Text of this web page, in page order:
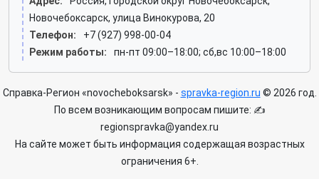
Новочебоксарск, улица Винокурова, 20
Телефон:
+7 (927) 998-00-04
Режим работы:
пн-пт 09:00–18:00; сб,вс 10:00–18:00
Справка-Регион «novocheboksarsk» - spravka-region.ru © 2026 год.
По всем возникающим вопросам пишите: ✍
regionspravka@yandex.ru
На сайте может быть информация содержащая возрастных
ограничения 6+.